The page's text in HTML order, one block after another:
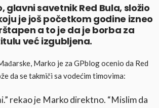
glavni savetnik Red Bula, složio
je još početkom godine izneo
a to je da je borba za
već izgubljena.
Marko je za GPblog ocenio da Red
da se takmiči sa vodećim timovima:
rekao je Marko direktno. “Mislim da